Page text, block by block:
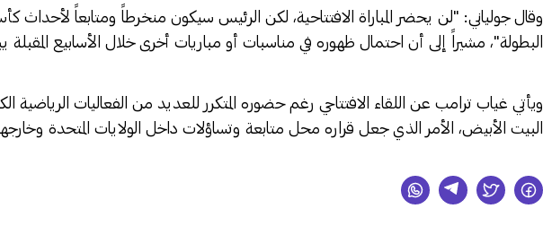
وقال جولياني: "لن يحضر المباراة الافتتاحية، لكن الرئيس سيكون منخرطاً ومتابعاً لأحداث
البطولة"، مشيراً إلى أن احتمال ظهوره في مناسبات أو مباريات أخرى خلال الأسابيع المقبلة
ويأتي غياب ترامب عن اللقاء الافتتاحي رغم حضوره المتكرر للعديد من الفعاليات الرياضية
البيت الأبيض، الأمر الذي جعل قراره محل متابعة وتساؤلات داخل الولايات المتحدة